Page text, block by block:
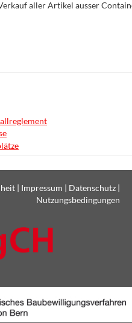
aller Artikel ausser
Impressum Datenschutz
Nutzungsbedingungen